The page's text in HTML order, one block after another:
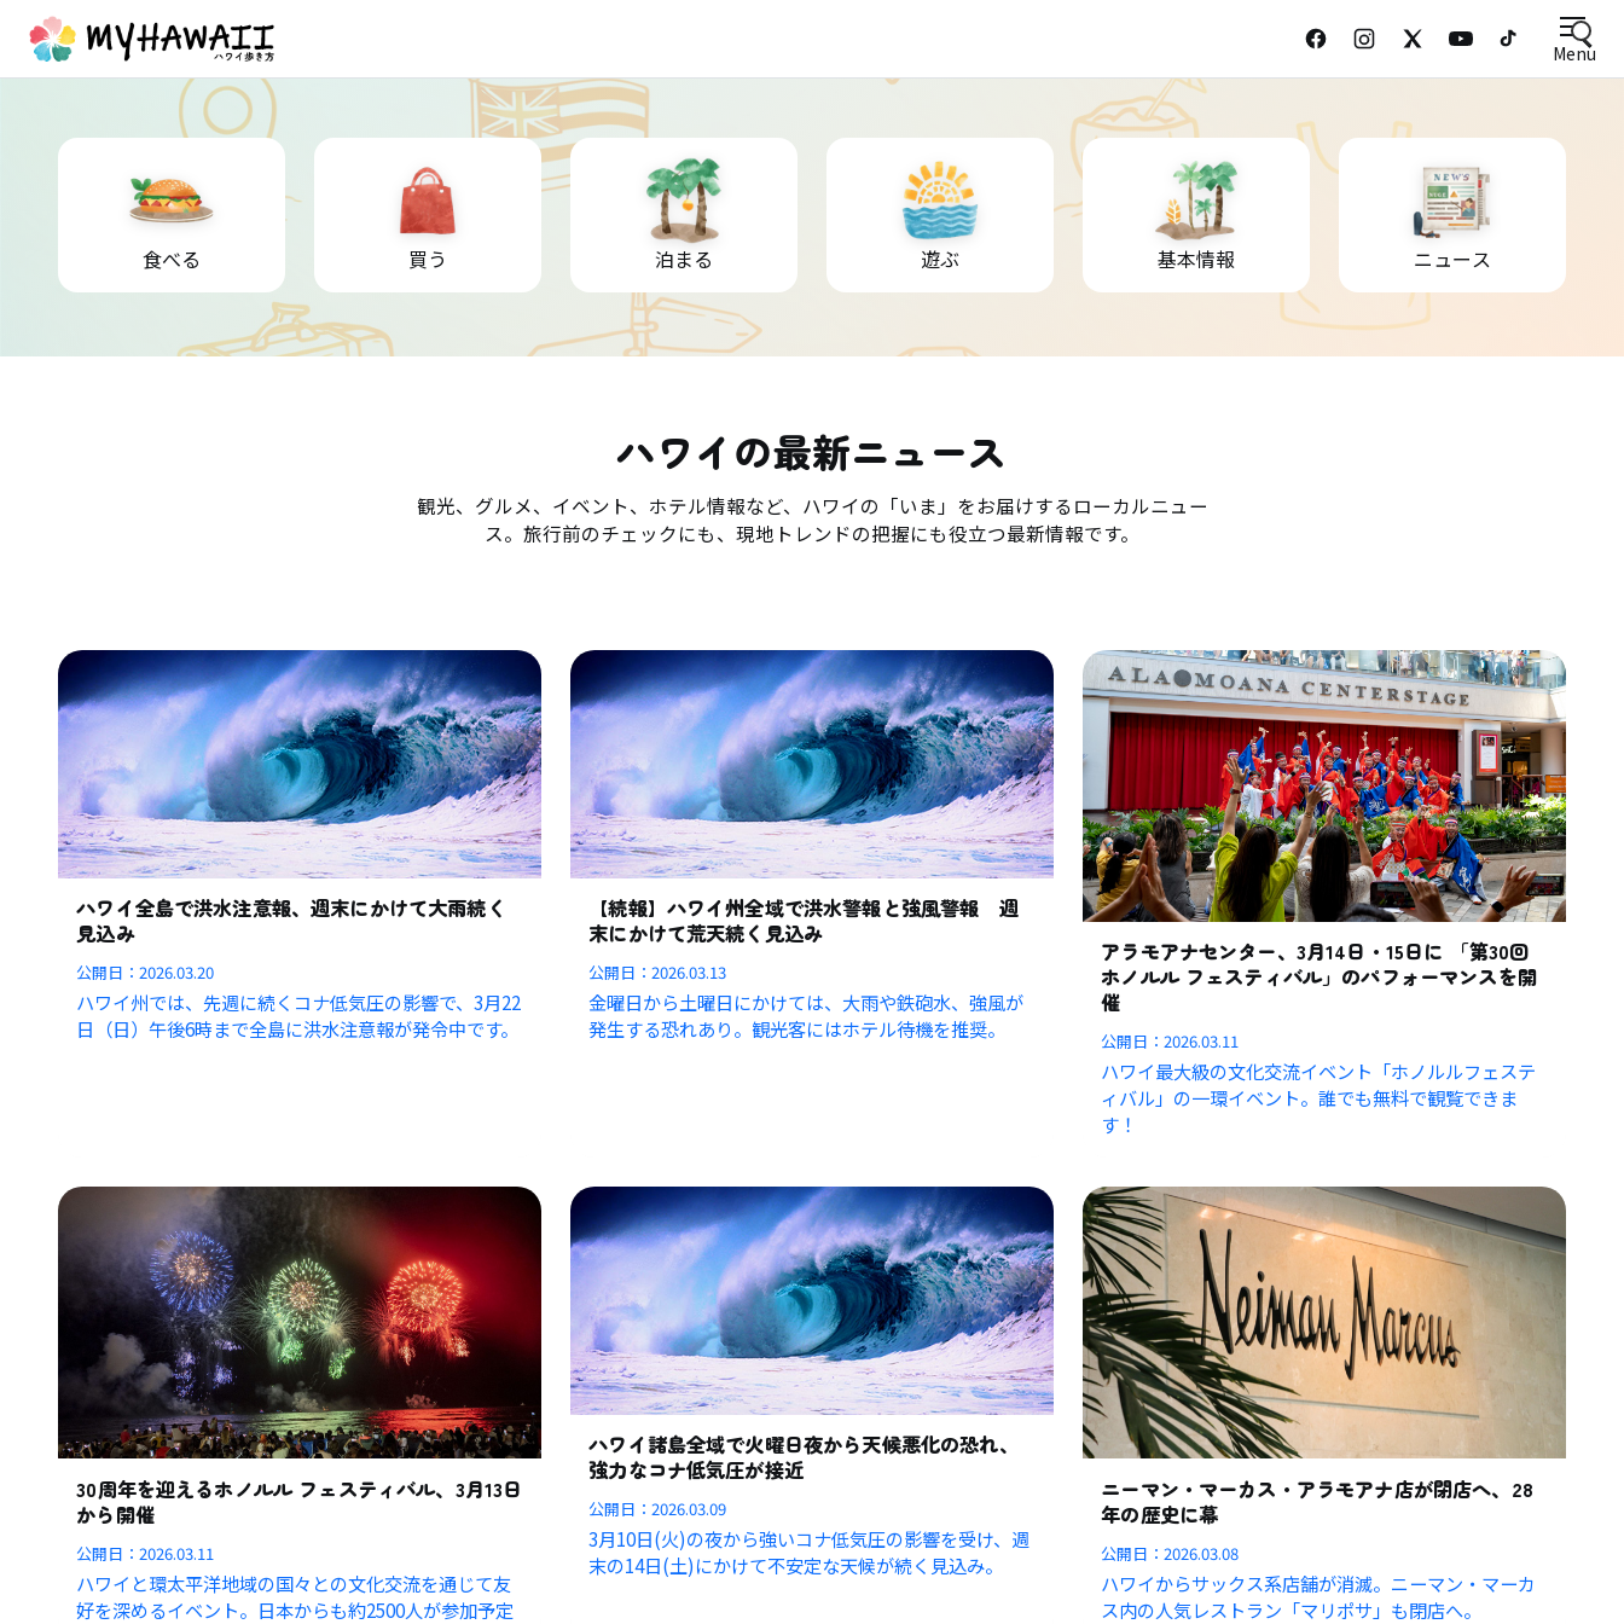
Menu
食べる 買う 泊まる 遊ぶ 基本情報 ニュース
ハワイの最新ニュース
観光、グルメ、イベント、ホテル情報など、ハワイの「いま」をお届けするローカルニュー
ス。旅行前のチェックにも、現地トレンドの把握にも役立つ最新情報です。
ハワイ全島で洪水注意報、週末にかけて大雨続く
見込み
公開日：2026.03.20
ハワイ州では、先週に続くコナ低気圧の影響で、3月22
日（日）午後6時まで全島に洪水注意報が発令中です。
【続報】ハワイ州全域で洪水警報と強風警報 週
末にかけて荒天続く見込み
公開日：2026.03.13
金曜日から土曜日にかけては、大雨や鉄砲水、強風が
発生する恐れあり。観光客にはホテル待機を推奨。
アラモアナセンター、3月14日・15日に 「第30回
ホノルル フェスティバル」のパフォーマンスを開
催
公開日：2026.03.11
ハワイ最大級の文化交流イベント「ホノルルフェステ
ィバル」の一環イベント。誰でも無料で観覧できま
す！
30周年を迎えるホノルル フェスティバル、3月13日
から開催
公開日：2026.03.11
ハワイと環太平洋地域の国々との文化交流を通じて友
好を深めるイベント。日本からも約2500人が参加予定
ハワイ諸島全域で火曜日夜から天候悪化の恐れ、
強力なコナ低気圧が接近
公開日：2026.03.09
3月10日(火)の夜から強いコナ低気圧の影響を受け、週
末の14日(土)にかけて不安定な天候が続く見込み。
ニーマン・マーカス・アラモアナ店が閉店へ、28
年の歴史に幕
公開日：2026.03.08
ハワイからサックス系店舗が消滅。ニーマン・マーカ
ス内の人気レストラン「マリポサ」も閉店へ。